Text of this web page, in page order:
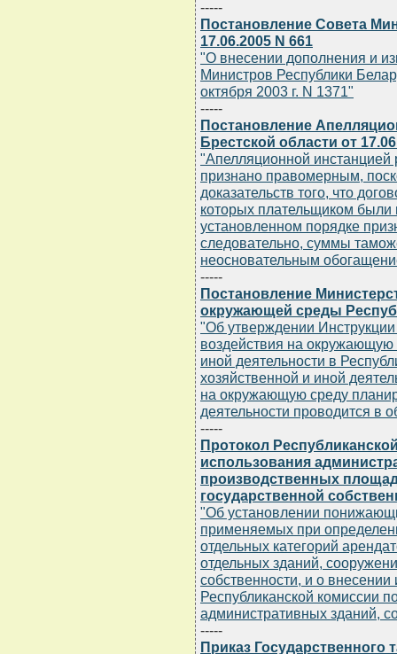
-----
Постановление Совета
17.06.2005 N 661
"О внесении дополнения и
Министров Республики
октября 2003 г. N 1371"
-----
Постановление
Брестской области от
"Апелляционной
признано правомерным,
доказательств того, что
которых плательщиком
установленном порядке
следовательно, суммы
неосновательным
-----
Постановление
окружающей среды
"Об утверждении
воздействия на окружающую
иной деятельности в
хозяйственной и иной
на окружающую среду
деятельности проводится в
-----
Протокол
использования
производственных
государственной
"Об установлении
применяемых при
отдельных категорий
отдельных зданий,
собственности, и о
Республиканской комиссии
административных зданий,
-----
Приказ Государственного